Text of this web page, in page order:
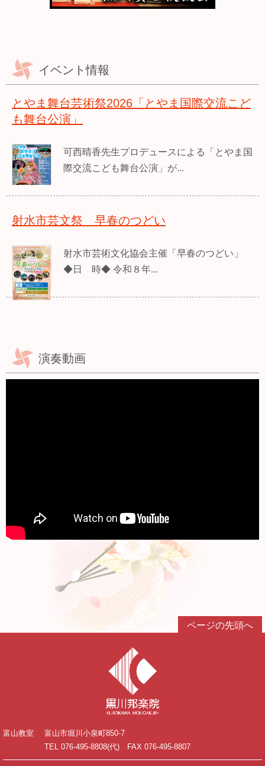
イベント情報
とやま舞台芸術祭2026「とやま国際交流こど
も舞台公演」
可西晴香先生プロデュースによる「とやま国
際交流こども舞台公演」が...
射水市芸文祭 早春のつどい
射水市芸術文化協会主催「早春のつどい」
◆日 時◆ 令和８年...
演奏動画
ページの先頭へ
富山教室
富山市堀川小泉町850-7
TEL 076-495-8808(代) FAX 076-495-8807